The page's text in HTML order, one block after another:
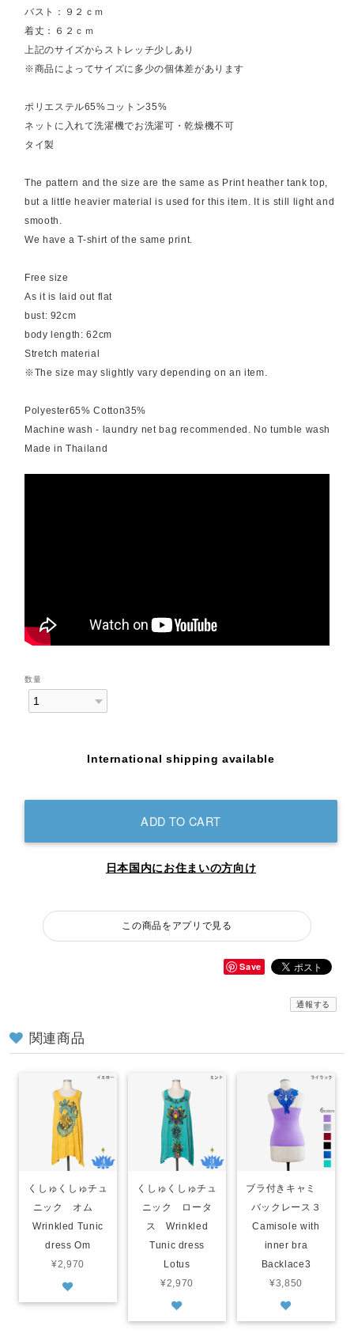
バスト：９２ｃｍ
着丈：６２ｃｍ
上記のサイズからストレッチ少しあり
※商品によってサイズに多少の個体差があります
ポリエステル65%コットン35%
ネットに入れて洗濯機でお洗濯可・乾燥機不可
タイ製
The pattern and the size are the same as Print heather tank top,
but a little heavier material is used for this item. It is still light and
smooth.
We have a T-shirt of the same print.
Free size
As it is laid out flat
bust: 92cm
body length: 62cm
Stretch material
※The size may slightly vary depending on an item.
Polyester65% Cotton35%
Machine wash - laundry net bag recommended. No tumble wash
Made in Thailand
数量
International shipping available
ADD TO CART
日本国内にお住まいの方向け
この商品をアプリで見る
Save
通報する
関連商品
くしゅくしゅチュ
ニック オム
Wrinkled Tunic
dress Om
¥2,970
くしゅくしゅチュ
ニック ロータ
ス Wrinkled
Tunic dress
Lotus
¥2,970
ブラ付きキャミ
バックレース３
Camisole with
inner bra
Backlace3
¥3,850